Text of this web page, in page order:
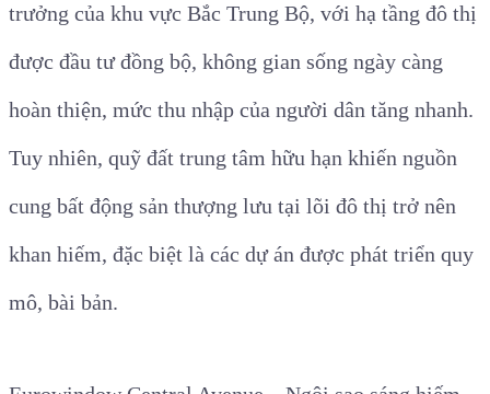
trưởng của khu vực Bắc Trung Bộ, với hạ tầng đô thị
được đầu tư đồng bộ, không gian sống ngày càng
hoàn thiện, mức thu nhập của người dân tăng nhanh.
Tuy nhiên, quỹ đất trung tâm hữu hạn khiến nguồn
cung bất động sản thượng lưu tại lõi đô thị trở nên
khan hiếm, đặc biệt là các dự án được phát triển quy
mô, bài bản.